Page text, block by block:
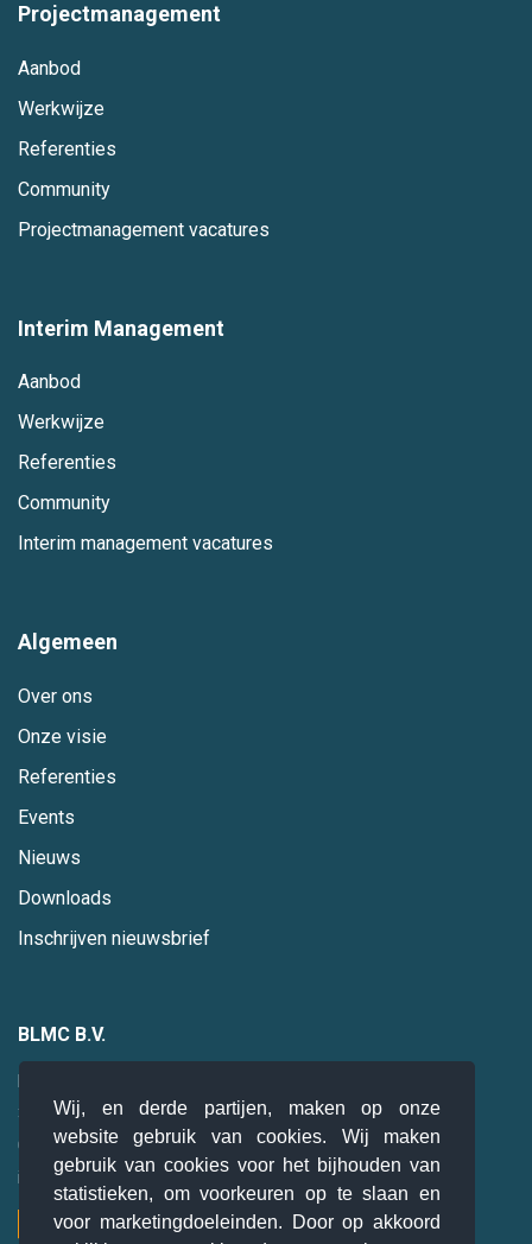
Wij, en derde partijen, maken op onze
website gebruik van cookies. Wij maken
gebruik van cookies voor het bijhouden van
statistieken, om voorkeuren op te slaan en
voor marketingdoeleinden. Door op akkoord
Projectmanagement
Aanbod
Werkwijze
Referenties
Community
Projectmanagement vacatures
Interim Management
Aanbod
Werkwijze
Referenties
Community
Interim management vacatures
Algemeen
Over ons
Onze visie
Referenties
Events
Nieuws
Downloads
Inschrijven nieuwsbrief
BLMC B.V.
3871 KM
Hoevelaken
085 0 47 94 28
info@blmc.nl